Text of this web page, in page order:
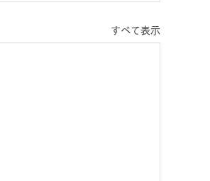
すべて表示